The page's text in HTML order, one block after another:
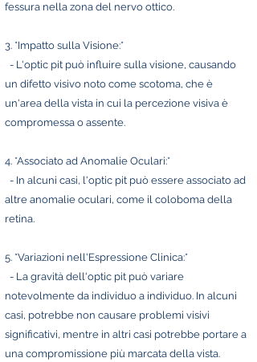
fessura nella zona del nervo ottico.
3. *Impatto sulla Visione:*
- L'optic pit può influire sulla visione, causando
un difetto visivo noto come scotoma, che è
un'area della vista in cui la percezione visiva è
compromessa o assente.
4. *Associato ad Anomalie Oculari:*
- In alcuni casi, l'optic pit può essere associato ad
altre anomalie oculari, come il coloboma della
retina.
5. *Variazioni nell'Espressione Clinica:*
- La gravità dell'optic pit può variare
notevolmente da individuo a individuo. In alcuni
casi, potrebbe non causare problemi visivi
significativi, mentre in altri casi potrebbe portare a
una compromissione più marcata della vista.